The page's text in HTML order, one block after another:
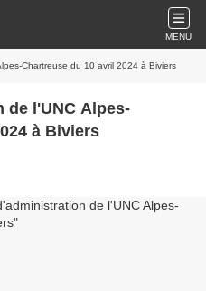
MENU
Chartreuse du 10 avril 2024 à Biviers
de l'UNC Alpes-
à Biviers